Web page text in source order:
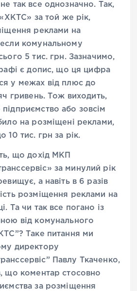
так все однозначно. Так,
«ХКТС» за той же рік,
реклами на
комунальному
5 тис. грн. Зазначимо,
є допис, що ця цифра
у межах від плюс до
гривень. Тож виходить,
або зовсім
на розміщені реклами,
10 тис. грн за рік.
що дохід МКП
за минулий рік
а навіть в 6 разів
розміщення реклами на
Та чи так все погано із
від комунального
Таке питання ми
директору
Павлу Ткаченко,
що коментар стосовно
за розміщення